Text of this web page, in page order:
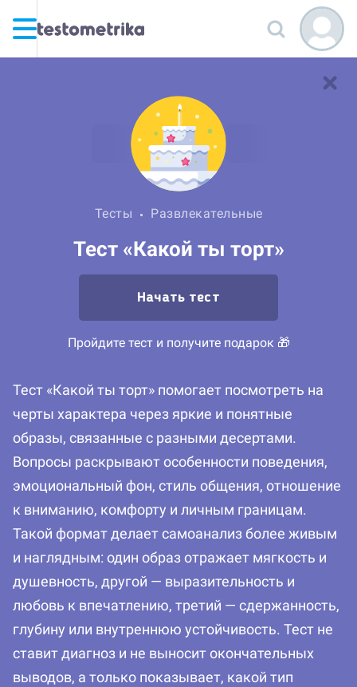
Тесты Развлекательные
Тест «Какой ты торт»
Начать тест
Пройдите тест и получите подарок 🎁
Тест «Какой ты торт» помогает посмотреть на
черты характера через яркие и понятные
образы, связанные с разными десертами.
Вопросы раскрывают особенности поведения,
эмоциональный фон, стиль общения, отношение
к вниманию, комфорту и личным границам.
Такой формат делает самоанализ более живым
и наглядным: один образ отражает мягкость и
душевность, другой — выразительность и
любовь к впечатлению, третий — сдержанность,
глубину или внутреннюю устойчивость. Тест не
ставит диагноз и не выносит окончательных
выводов, а только показывает, какой тип